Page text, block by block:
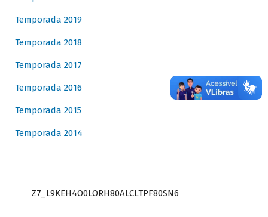
Temporada 2019
Temporada 2018
Temporada 2017
Temporada 2016
Temporada 2015
Temporada 2014
Z7_L9KEH4O0LORH80ALCLTPF80SN6